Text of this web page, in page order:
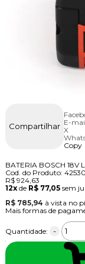
Compartilhar E-
X
Copy
BATERIA BOSCH 18V
Cod. do Produto: 42530
R$ 924,63
12xde R$ 77,05 sem
R$ 785,94 à vista no
Mais formas de
Quantidade: -